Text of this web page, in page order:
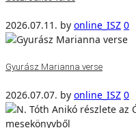
2026.07.11. by online_ISZ 0
Gyurász Marianna verse
2026.07.07. by online_ISZ 0